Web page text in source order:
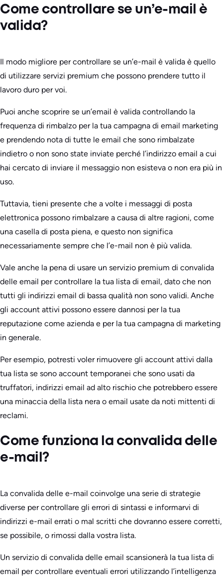
Come controllare se un’e-mail è
valida?
Il modo migliore per controllare se un’e-mail è valida è quello
di utilizzare servizi premium che possono prendere tutto il
lavoro duro per voi.
Puoi anche scoprire se un’email è valida controllando la
frequenza di rimbalzo per la tua campagna di email marketing
e prendendo nota di tutte le email che sono rimbalzate
indietro o non sono state inviate perché l’indirizzo email a cui
hai cercato di inviare il messaggio non esisteva o non era più in
uso.
Tuttavia, tieni presente che a volte i messaggi di posta
elettronica possono rimbalzare a causa di altre ragioni, come
una casella di posta piena, e questo non significa
necessariamente sempre che l’e-mail non è più valida.
Vale anche la pena di usare un servizio premium di convalida
delle email per controllare la tua lista di email, dato che non
tutti gli indirizzi email di bassa qualità non sono validi. Anche
gli account attivi possono essere dannosi per la tua
reputazione come azienda e per la tua campagna di marketing
in generale.
Per esempio, potresti voler rimuovere gli account attivi dalla
tua lista se sono account temporanei che sono usati da
truffatori, indirizzi email ad alto rischio che potrebbero essere
una minaccia della lista nera o email usate da noti mittenti di
reclami.
Come funziona la convalida delle
e-mail?
La convalida delle e-mail coinvolge una serie di strategie
diverse per controllare gli errori di sintassi e informarvi di
indirizzi e-mail errati o mal scritti che dovranno essere corretti,
se possibile, o rimossi dalla vostra lista.
Un servizio di convalida delle email scansionerà la tua lista di
email per controllare eventuali errori utilizzando l’intelligenza